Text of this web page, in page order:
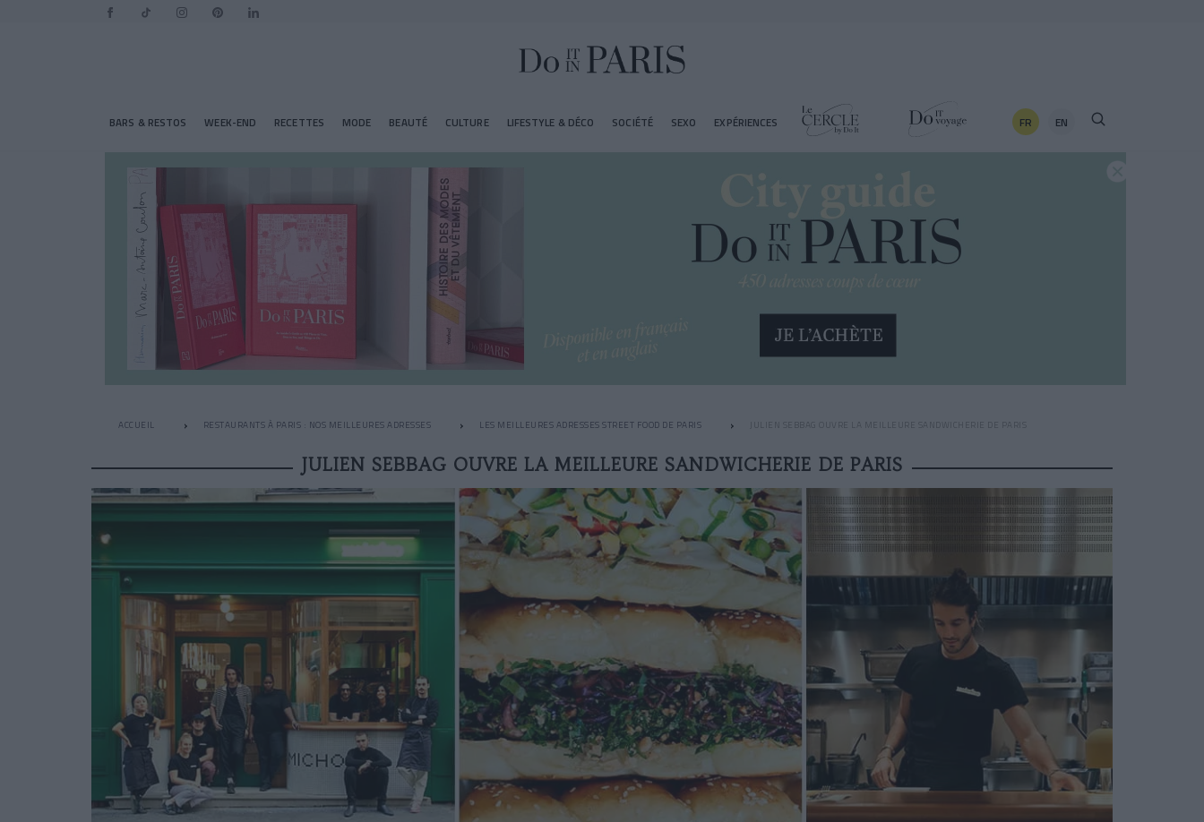
BARS & RESTOS WEEK-END RECETTES MODE BEAUTÉ CULTURE LIFESTYLE & DÉCO SOCIÉTÉ SEXO EXPÉRIENCES FR EN
ACCUEIL RESTAURANTS À PARIS : NOS MEILLEURES ADRESSES LES MEILLEURES ADRESSES STREET FOOD DE PARIS JULIEN SEBBAG OUVRE LA MEILLEURE SANDWICHERIE DE PARIS
JULIEN SEBBAG OUVRE LA MEILLEURE SANDWICHERIE DE PARIS